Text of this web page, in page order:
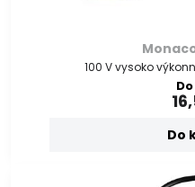
100 V vysoko
Do